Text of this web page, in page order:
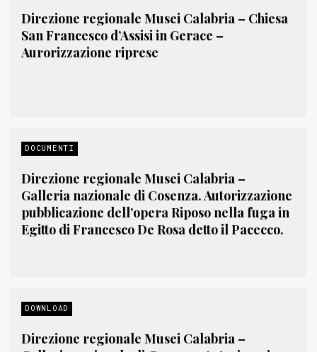
Direzione regionale Musei Calabria – Chiesa
San Francesco d’Assisi in Gerace –
Aurorizzazione riprese
DOCUMENTI
Direzione regionale Musei Calabria –
Galleria nazionale di Cosenza. Autorizzazione
pubblicazione dell’opera Riposo nella fuga in
Egitto di Francesco De Rosa detto il Pacecco.
DOWNLOAD
Direzione regionale Musei Calabria –